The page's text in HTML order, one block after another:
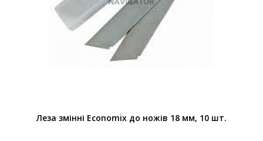
Леза змінні Economix до ножів 18 мм, 10 шт.